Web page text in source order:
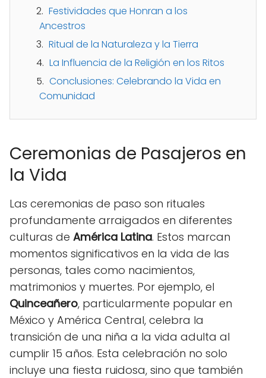
Festividades que Honran a los
Ancestros
Ritual de la Naturaleza y la Tierra
La Influencia de la Religión en los Ritos
Conclusiones: Celebrando la Vida en
Comunidad
Ceremonias de Pasajeros en
la Vida
Las ceremonias de paso son rituales
profundamente arraigados en diferentes
culturas de América Latina. Estos marcan
momentos significativos en la vida de las
personas, tales como nacimientos,
matrimonios y muertes. Por ejemplo, el
Quinceañero, particularmente popular en
México y América Central, celebra la
transición de una niña a la vida adulta al
cumplir 15 años. Esta celebración no solo
incluye una fiesta ruidosa, sino que también